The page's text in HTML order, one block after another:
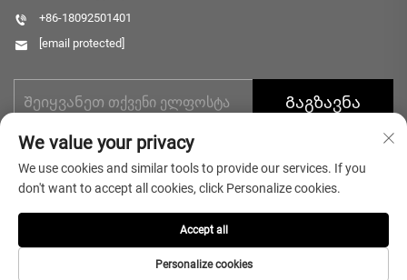
+86-18092501401
[email protected]
Გაგზავნა
Საავტორო უფლებები © 2025 Shenzhen Microlong Technology Co.,
Ltd. ყველა უფლება დაცულია. Პრივატულობის პოლიტიკა
We value your privacy
We use cookies and similar tools to provide our services. If you
don't want to accept all cookies, click Personalize cookies.
Personalize cookies
Accept all